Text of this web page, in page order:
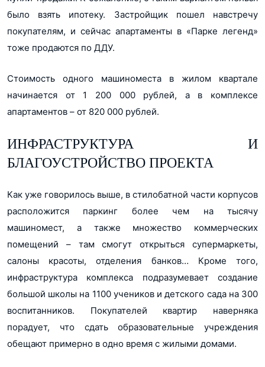
было взять ипотеку. Застройщик пошел навстречу
покупателям, и сейчас апартаменты в «Парке легенд»
тоже продаются по ДДУ.
Стоимость одного машиноместа в жилом квартале
начинается от 1 200 000 рублей, а в комплексе
апартаментов – от 820 000 рублей.
ИНФРАСТРУКТУРА И
БЛАГОУСТРОЙСТВО ПРОЕКТА
Как уже говорилось выше, в стилобатной части корпусов
расположится паркинг более чем на тысячу
машиномест, а также множество коммерческих
помещений – там смогут открыться супермаркеты,
салоны красоты, отделения банков… Кроме того,
инфраструктура комплекса подразумевает создание
большой школы на 1100 учеников и детского сада на 300
воспитанников. Покупателей квартир наверняка
порадует, что сдать образовательные учреждения
обещают примерно в одно время с жилыми домами.